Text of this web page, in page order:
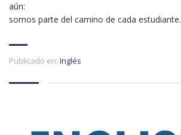
aún:
somos parte del camino de cada estudiante.
Publicado en: Inglés